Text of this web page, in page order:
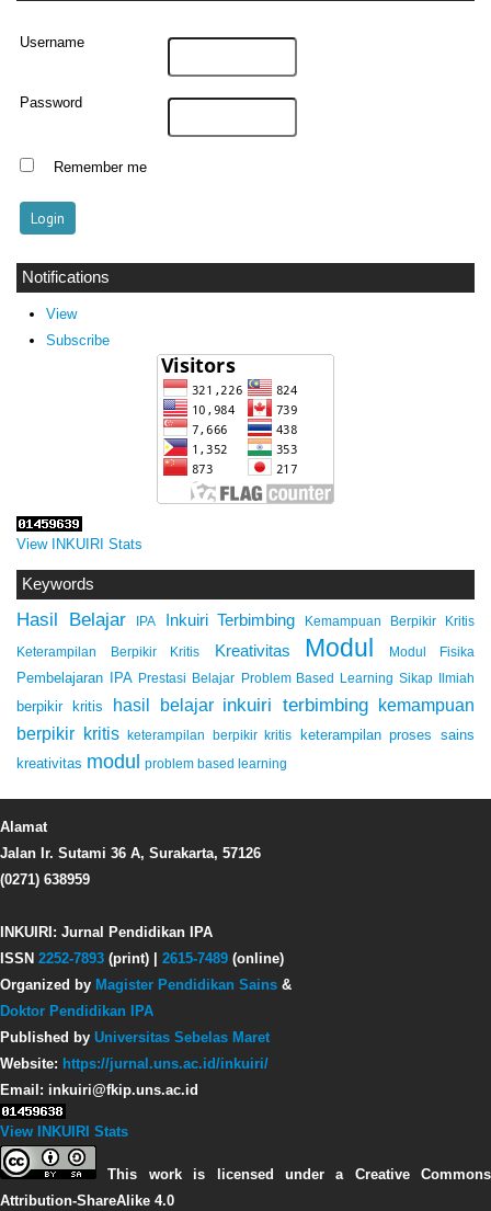
Username
Password
Remember me
Notifications
View
Subscribe
View INKUIRI Stats
Keywords
Hasil Belajar IPA Inkuiri Terbimbing Kemampuan Berpikir Kritis
Keterampilan Berpikir Kritis Kreativitas Modul Modul Fisika
Pembelajaran IPA Prestasi Belajar Problem Based Learning Sikap Ilmiah
berpikir kritis hasil belajar inkuiri terbimbing kemampuan
berpikir kritis
keterampilan berpikir kritis
keterampilan proses sains
kreativitas modul problem based learning
Alamat
Jalan Ir. Sutami 36 A, Surakarta, 57126
(0271) 638959
INKUIRI: Jurnal Pendidikan IPA
ISSN 2252-7893 (print) | 2615-7489 (online)
Organized by Magister Pendidikan Sains &
Doktor Pendidikan IPA
Published by Universitas Sebelas Maret
Website: https://jurnal.uns.ac.id/inkuiri/
Email: inkuiri@fkip.uns.ac.id
View INKUIRI Stats
This work is licensed under a Creative Commons
Attribution-ShareAlike 4.0